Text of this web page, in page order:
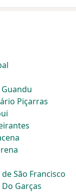
Piçarras
São Francisco
Garças